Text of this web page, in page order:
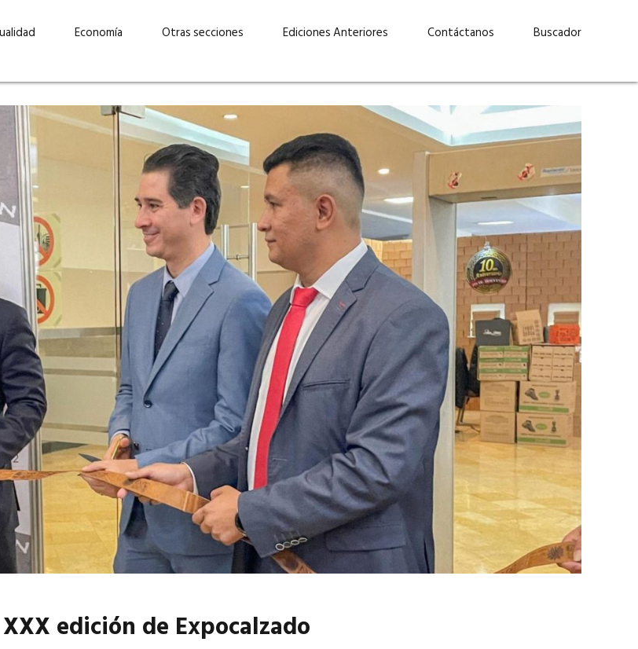
“Invertir con propósito:
cómo CBC impulsa su
crecimiento industrial a
través de la innovación y la
sostenibilidad”
EN PORTADA abril 2026
Elizabeth Suárez: “Las
mujeres podemos liderar y
abrirnos paso por nuestros
propios méritos”
EN PORTADA marzo 2026
Lucas Martínez Paz: “En
tecnología, hay que invertir
con inteligencia, no por
moda”
EN PORTADA febrero 2026
Economía Otras secciones Ediciones Anteriores Contáctanos Buscador
edición de Expocalzado